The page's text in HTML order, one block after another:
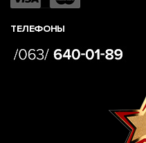
ТЕЛЕФОНЫ